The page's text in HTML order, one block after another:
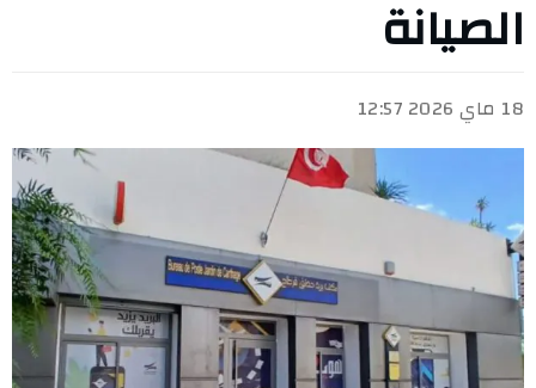
الصيانة
18 ماي 2026 12:57